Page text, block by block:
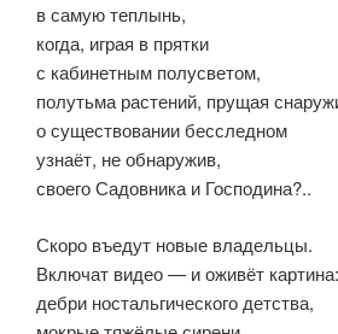
в самую теплынь,
когда, играя в прятки
с кабинетным полусветом,
полутьма растений, прущая
о существовании бесследном
узнаёт, не обнаружив,
своего Садовника и Господина?..
Скоро въедут новые владельцы.
Включат видео — и оживёт картина:
дебри ностальгического детства,